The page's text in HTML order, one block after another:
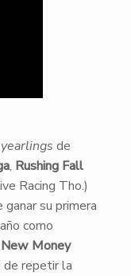
yearlings de
, Rushing Fall
Racing Tho.)
su primera
como
New Money
de repetir la